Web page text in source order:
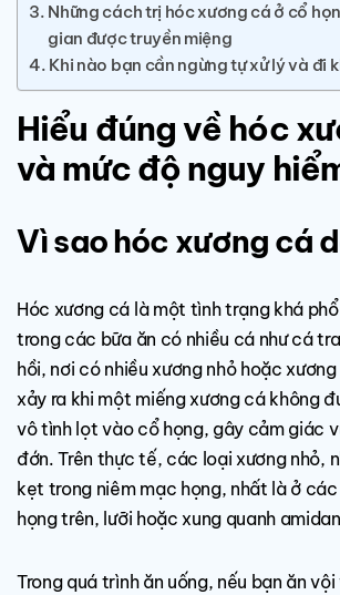
Những cách trị hóc xương cá ở cổ
gian được truyền miệng
Khi nào bạn cần ngừng tự xử lý và đi
Hiểu đúng về hóc
và mức độ nguy
Vì sao hóc xương cá
Hóc xương cá là một tình trạng khá
trong các bữa ăn có nhiều cá như cá
hồi, nơi có nhiều xương nhỏ hoặc
xảy ra khi một miếng xương cá không
vô tình lọt vào cổ họng, gây cảm giác
đớn. Trên thực tế, các loại xương nhỏ,
kẹt trong niêm mạc họng, nhất là ở
họng trên, lưỡi hoặc xung quanh
Trong quá trình ăn uống, nếu bạn ăn